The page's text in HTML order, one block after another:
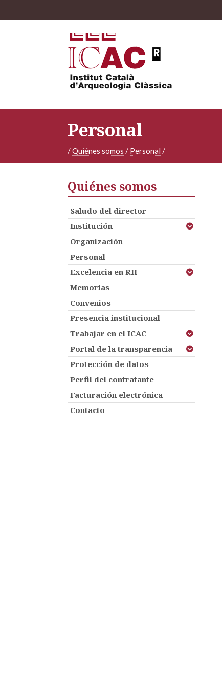
Personal
/Quiénes somos / Personal /
Quiénes somos
Saludo del director
Institución
Organización
Personal
Excelencia en RH
Memorias
Convenios
Presencia institucional
Trabajar en el ICAC
Portal de la transparencia
Protección de datos
Perfil del contratante
Facturación electrónica
Contacto